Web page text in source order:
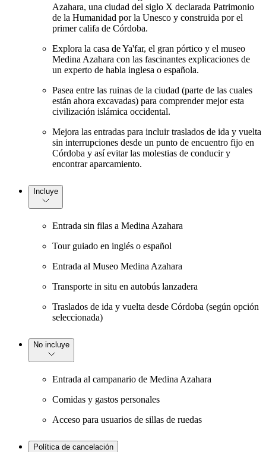
Azahara, una ciudad del siglo X declarada Patrimonio
de la Humanidad por la Unesco y construida por el
primer califa de Córdoba.
Explora la casa de Ya'far, el gran pórtico y el museo
Medina Azahara con las fascinantes explicaciones de
un experto de habla inglesa o española.
Pasea entre las ruinas de la ciudad (parte de las cuales
están ahora excavadas) para comprender mejor esta
civilización islámica occidental.
Mejora las entradas para incluir traslados de ida y vuelta
sin interrupciones desde un punto de encuentro fijo en
Córdoba y así evitar las molestias de conducir y
encontrar aparcamiento.
Incluye
Entrada sin filas a Medina Azahara
Tour guiado en inglés o español
Entrada al Museo Medina Azahara
Transporte in situ en autobús lanzadera
Traslados de ida y vuelta desde Córdoba (según opción
seleccionada)
No incluye
Entrada al campanario de Medina Azahara
Comidas y gastos personales
Acceso para usuarios de sillas de ruedas
Política de cancelación